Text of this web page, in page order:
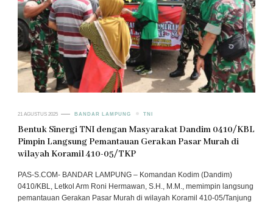
21 AGUSTUS 2025 BANDAR LAMPUNG TNI
Bentuk Sinergi TNI dengan Masyarakat Dandim 0410/KBL
Pimpin Langsung Pemantauan Gerakan Pasar Murah di
wilayah Koramil 410-05/TKP
PAS-S.COM- BANDAR LAMPUNG – Komandan Kodim (Dandim)
0410/KBL, Letkol Arm Roni Hermawan, S.H., M.M., memimpin langsung
pemantauan Gerakan Pasar Murah di wilayah Koramil 410-05/Tanjung